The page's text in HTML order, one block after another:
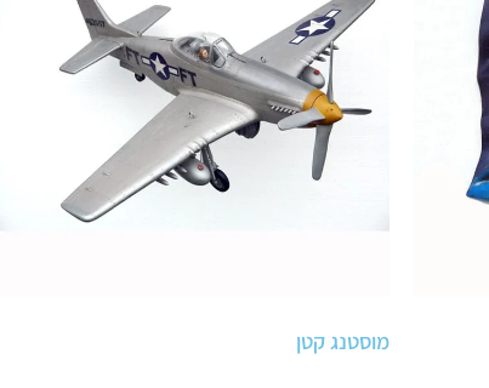
מוסטנג קטן